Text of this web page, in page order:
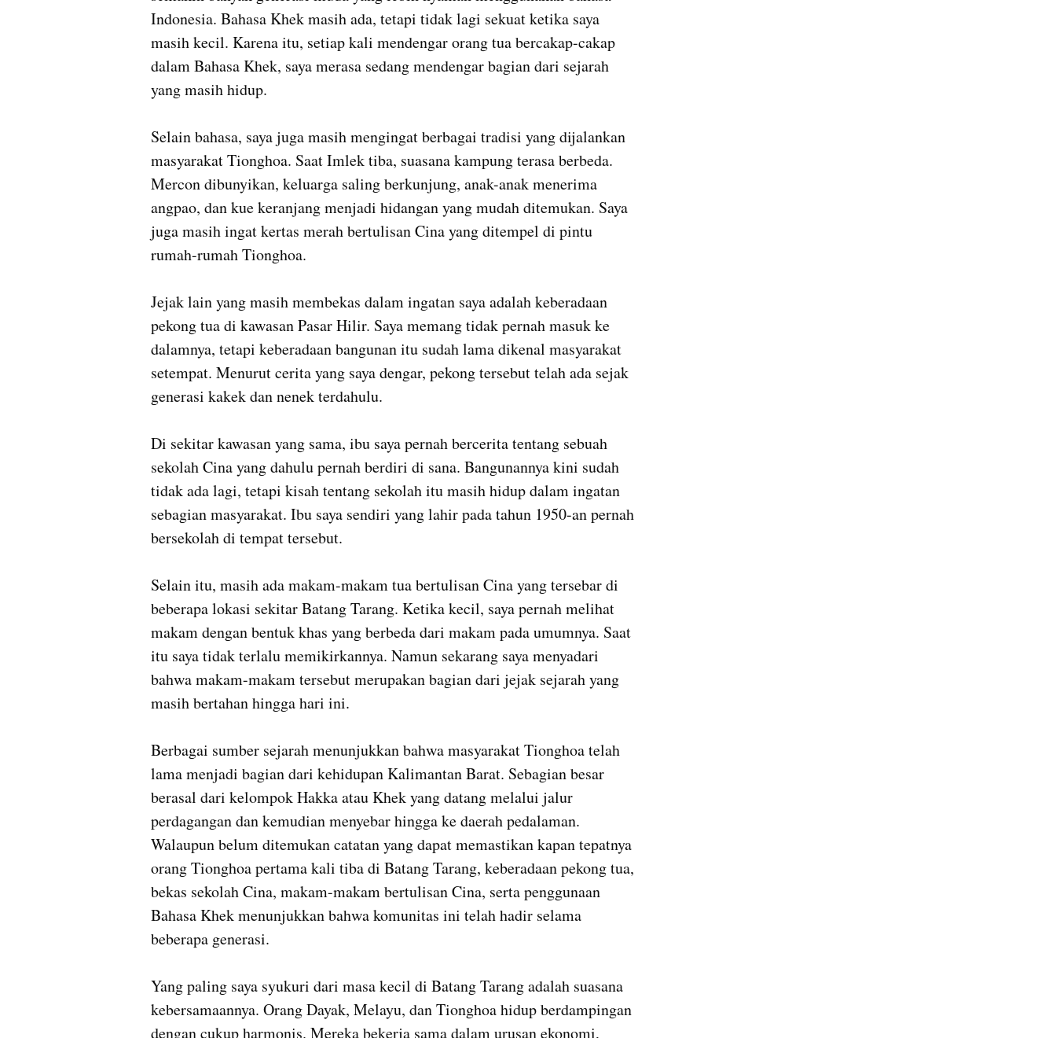
Indonesia. Bahasa Khek masih ada, tetapi tidak lagi sekuat ketika saya
masih kecil. Karena itu, setiap kali mendengar orang tua bercakap-cakap
dalam Bahasa Khek, saya merasa sedang mendengar bagian dari sejarah
yang masih hidup.
Selain bahasa, saya juga masih mengingat berbagai tradisi yang dijalankan
masyarakat Tionghoa. Saat Imlek tiba, suasana kampung terasa berbeda.
Mercon dibunyikan, keluarga saling berkunjung, anak-anak menerima
angpao, dan kue keranjang menjadi hidangan yang mudah ditemukan. Saya
juga masih ingat kertas merah bertulisan Cina yang ditempel di pintu
rumah-rumah Tionghoa.
Jejak lain yang masih membekas dalam ingatan saya adalah keberadaan
pekong tua di kawasan Pasar Hilir. Saya memang tidak pernah masuk ke
dalamnya, tetapi keberadaan bangunan itu sudah lama dikenal masyarakat
setempat. Menurut cerita yang saya dengar, pekong tersebut telah ada sejak
generasi kakek dan nenek terdahulu.
Di sekitar kawasan yang sama, ibu saya pernah bercerita tentang sebuah
sekolah Cina yang dahulu pernah berdiri di sana. Bangunannya kini sudah
tidak ada lagi, tetapi kisah tentang sekolah itu masih hidup dalam ingatan
sebagian masyarakat. Ibu saya sendiri yang lahir pada tahun 1950-an pernah
bersekolah di tempat tersebut.
Selain itu, masih ada makam-makam tua bertulisan Cina yang tersebar di
beberapa lokasi sekitar Batang Tarang. Ketika kecil, saya pernah melihat
makam dengan bentuk khas yang berbeda dari makam pada umumnya. Saat
itu saya tidak terlalu memikirkannya. Namun sekarang saya menyadari
bahwa makam-makam tersebut merupakan bagian dari jejak sejarah yang
masih bertahan hingga hari ini.
Berbagai sumber sejarah menunjukkan bahwa masyarakat Tionghoa telah
lama menjadi bagian dari kehidupan Kalimantan Barat. Sebagian besar
berasal dari kelompok Hakka atau Khek yang datang melalui jalur
perdagangan dan kemudian menyebar hingga ke daerah pedalaman.
Walaupun belum ditemukan catatan yang dapat memastikan kapan tepatnya
orang Tionghoa pertama kali tiba di Batang Tarang, keberadaan pekong tua,
bekas sekolah Cina, makam-makam bertulisan Cina, serta penggunaan
Bahasa Khek menunjukkan bahwa komunitas ini telah hadir selama
beberapa generasi.
Yang paling saya syukuri dari masa kecil di Batang Tarang adalah suasana
kebersamaannya. Orang Dayak, Melayu, dan Tionghoa hidup berdampingan
dengan cukup harmonis. Mereka bekerja sama dalam urusan ekonomi,